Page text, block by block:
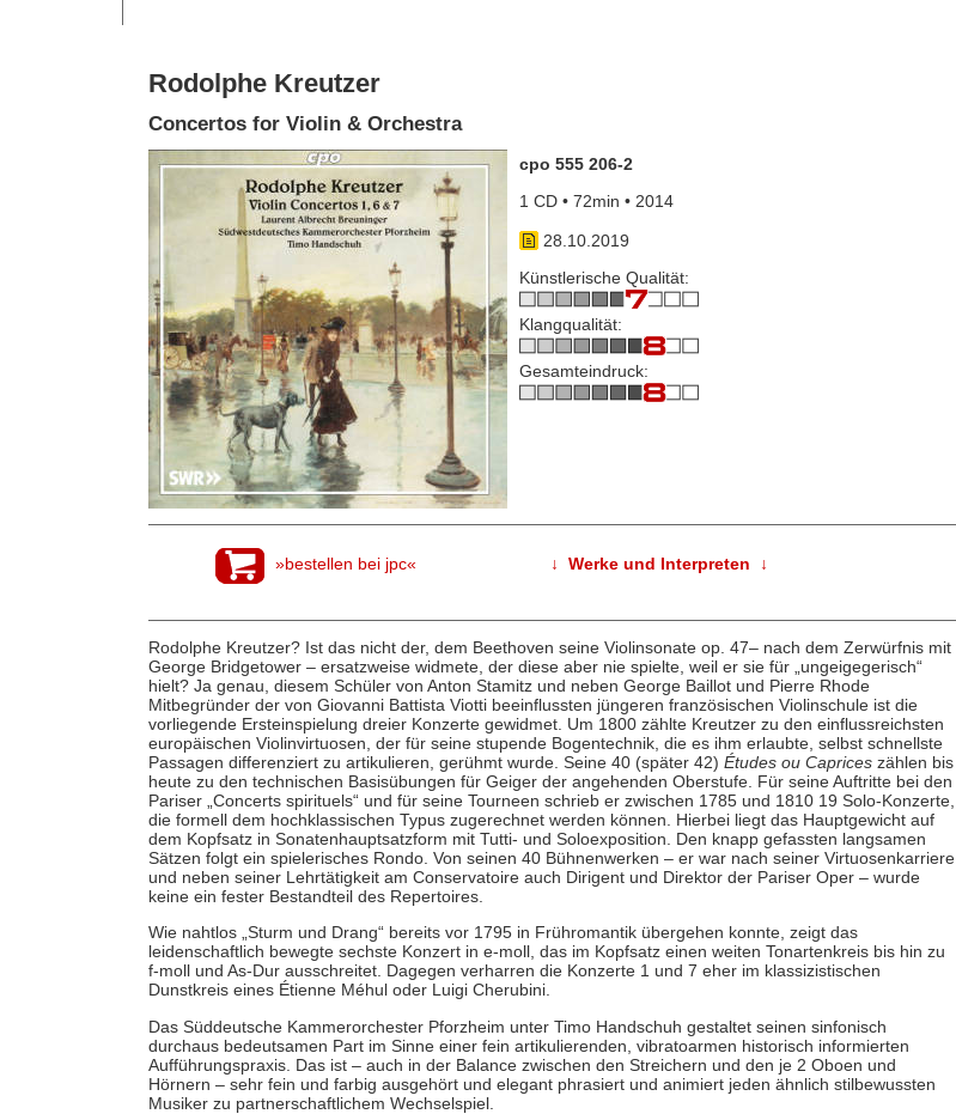
Rodolphe Kreutzer
Concertos for Violin & Orchestra
cpo 555 206-2
1 CD • 72min • 2014
28.10.2019
Künstlerische Qualität:
Klangqualität:
Gesamteindruck:
»bestellen bei jpc« ↓ Werke und Interpreten ↓
Rodolphe Kreutzer? Ist das nicht der, dem Beethoven seine Violinsonate op. 47– nach dem Zerwürfnis mit
George Bridgetower – ersatzweise widmete, der diese aber nie spielte, weil er sie für „ungeigegerisch“
hielt? Ja genau, diesem Schüler von Anton Stamitz und neben George Baillot und Pierre Rhode
Mitbegründer der von Giovanni Battista Viotti beeinflussten jüngeren französischen Violinschule ist die
vorliegende Ersteinspielung dreier Konzerte gewidmet. Um 1800 zählte Kreutzer zu den einflussreichsten
europäischen Violinvirtuosen, der für seine stupende Bogentechnik, die es ihm erlaubte, selbst schnellste
Passagen differenziert zu artikulieren, gerühmt wurde. Seine 40 (später 42) Études ou Capriceszählen bis
heute zu den technischen Basisübungen für Geiger der angehenden Oberstufe. Für seine Auftritte bei den
Pariser „Concerts spirituels“ und für seine Tourneen schrieb er zwischen 1785 und 1810 19 Solo-Konzerte,
die formell dem hochklassischen Typus zugerechnet werden können. Hierbei liegt das Hauptgewicht auf
dem Kopfsatz in Sonatenhauptsatzform mit Tutti- und Soloexposition. Den knapp gefassten langsamen
Sätzen folgt ein spielerisches Rondo. Von seinen 40 Bühnenwerken – er war nach seiner Virtuosenkarriere
und neben seiner Lehrtätigkeit am Conservatoire auch Dirigent und Direktor der Pariser Oper – wurde
keine ein fester Bestandteil des Repertoires.
Wie nahtlos „Sturm und Drang“ bereits vor 1795 in Frühromantik übergehen konnte, zeigt das
leidenschaftlich bewegte sechste Konzert in e-moll, das im Kopfsatz einen weiten Tonartenkreis bis hin zu
f-moll und As-Dur ausschreitet. Dagegen verharren die Konzerte 1 und 7 eher im klassizistischen
Dunstkreis eines Étienne Méhul oder Luigi Cherubini.
Das Süddeutsche Kammerorchester Pforzheim unter Timo Handschuh gestaltet seinen sinfonisch
durchaus bedeutsamen Part im Sinne einer fein artikulierenden, vibratoarmen historisch informierten
Aufführungspraxis. Das ist – auch in der Balance zwischen den Streichern und den je 2 Oboen und
Hörnern – sehr fein und farbig ausgehört und elegant phrasiert und animiert jeden ähnlich stilbewussten
Musiker zu partnerschaftlichem Wechselspiel.